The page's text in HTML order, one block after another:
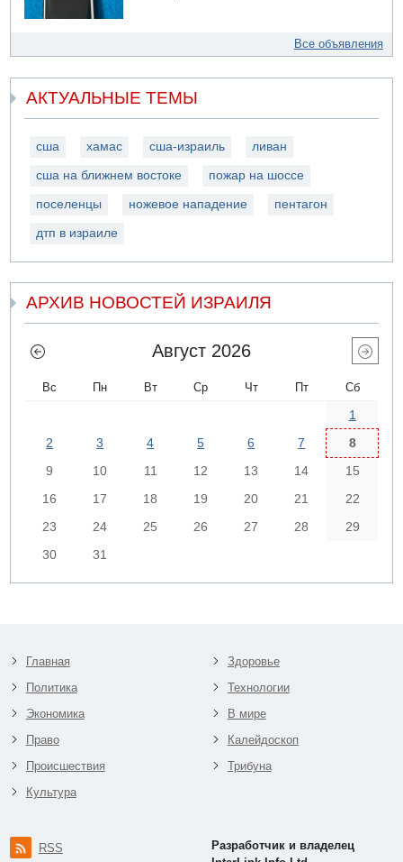
Все объявления
АКТУАЛЬНЫЕ ТЕМЫ
сша хамас сша-израиль ливан
сша на ближнем востоке пожар на шоссе
поселенцы ножевое нападение пентагон
дтп в израиле
АРХИВ НОВОСТЕЙ ИЗРАИЛЯ
Август 2026
Вс Пн Вт Ср Чт Пт Сб
1
2
3 4 5 6 7
8
9
10 11 12 13 14
15
16
17 18 19 20 21
22
23
24 25 26 27 28
29
30
31
Главная
Политика
Экономика
Право
Происшествия
Культура
Здоровье
Технологии
В мире
Калейдоскоп
Трибуна
RSS
Разработчик и владелец